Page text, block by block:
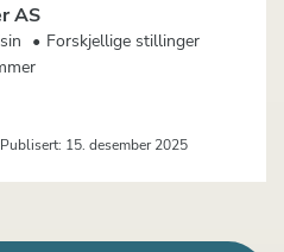
AS
Forskjellige stillinger
Publisert: 15. desember 2025